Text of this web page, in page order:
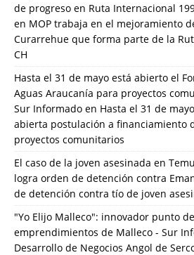
de progreso en Ruta Internacional
en MOP trabaja en el mejoramiento
Curarrehue que forma parte de la
CH
Hasta el 31 de mayo está abierto el
Aguas Araucanía para proyectos
Sur Informado en Hasta el 31 de
abierta postulación a financiamiento
proyectos comunitarios
El caso de la joven asesinada en
logra orden de detención contra
de detención contra tío de joven
"Yo Elijo Malleco": innovador punto
emprendimientos de Malleco - Sur
Desarrollo de Negocios Angol de